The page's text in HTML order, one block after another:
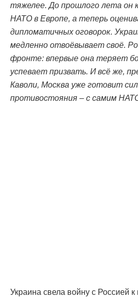
тяжелее. До прошлого лета он
НАТО в Европе, а теперь
дипломатичных оговорок.
медленно отвоёвывает своё.
фронте: впервые она теряет
успевает призвать. И всё же,
Каволи, Москва уже готовит
противостояния – с самим
Украина свела войну с Россией к